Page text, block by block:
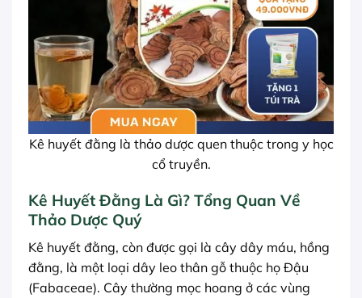
Kê huyết đằng là thảo dược quen thuộc trong y học
cổ truyền.
Kê Huyết Đằng Là Gì? Tổng Quan Về
Thảo Dược Quý
Kê huyết đằng, còn được gọi là cây dây máu, hồng
đằng, là một loại dây leo thân gỗ thuộc họ Đậu
(Fabaceae). Cây thường mọc hoang ở các vùng